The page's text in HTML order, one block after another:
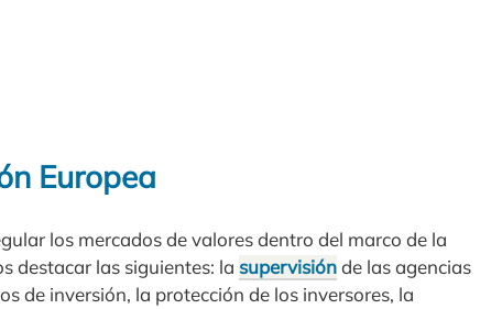
Europea
los mercados de valores dentro del marco de la
destacar las siguientes: la supervisiónde las agencias
de inversión, la protección de los inversores, la